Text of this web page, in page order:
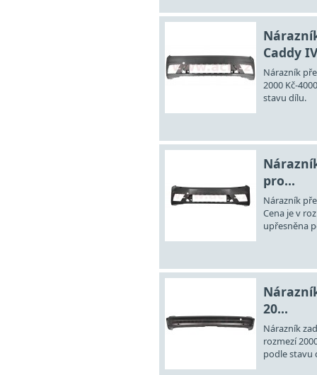
Caddy
Nárazník
2000 Kč-
stavu dílu.
pro...
Nárazník
Cena je v
upřesněna
20...
Nárazník
rozmezí
podle stavu